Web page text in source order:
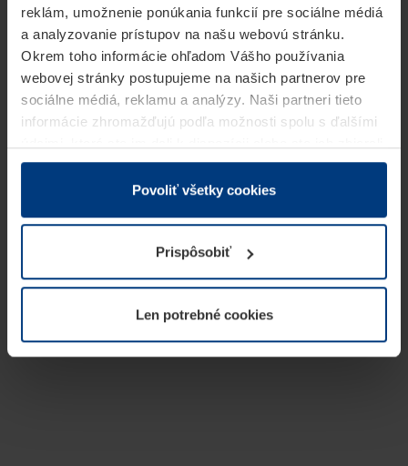
reklám, umožnenie ponúkania funkcií pre sociálne médiá
a analyzovanie prístupov na našu webovú stránku.
Okrem toho informácie ohľadom Vášho používania
webovej stránky postupujeme na našich partnerov pre
sociálne médiá, reklamu a analýzy. Naši partneri tieto
informácie zhromažďujú podľa možnosti spolu s ďalšími
v rámci Vášho využívania služieb.
Z právneho hľadiska môžeme cookies ukladať na Vašom
prevádzku tejto stránky. Pre všetky ostatné typy cookie
potrebujeme Vaše povolenie. Vaše povolenie môžete
kedykoľvek zmeniť alebo odvolať vo vysvetlení cookie
našej webovej stránky.
Povoliť všetky cookies
Prispôsobiť
Len potrebné cookies